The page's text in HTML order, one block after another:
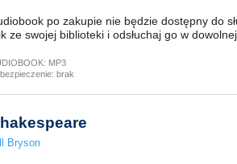
po zakupie nie będzie dostępny do
ze swojej biblioteki i odsłuchaj go w
MP3
brak
Bryson